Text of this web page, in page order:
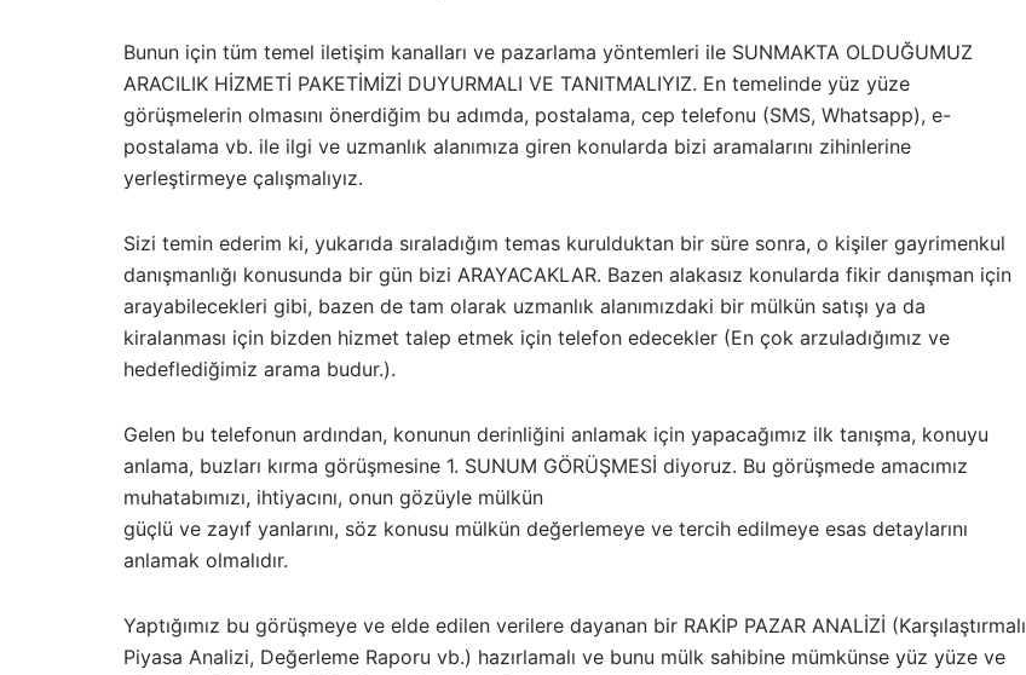
Bunun için tüm temel iletişim kanalları ve pazarlama yöntemleri ile SUNMAKTA OLDUĞUMUZ
ARACILIK HİZMETİ PAKETİMİZİ DUYURMALI VE TANITMALIYIZ. En temelinde yüz yüze
görüşmelerin olmasını önerdiğim bu adımda, postalama, cep telefonu (SMS, Whatsapp), e-
postalama vb. ile ilgi ve uzmanlık alanımıza giren konularda bizi aramalarını zihinlerine
yerleştirmeye çalışmalıyız.
Sizi temin ederim ki, yukarıda sıraladığım temas kurulduktan bir süre sonra, o kişiler gayrimenkul
danışmanlığı konusunda bir gün bizi ARAYACAKLAR. Bazen alakasız konularda fikir danışman için
arayabilecekleri gibi, bazen de tam olarak uzmanlık alanımızdaki bir mülkün satışı ya da
kiralanması için bizden hizmet talep etmek için telefon edecekler (En çok arzuladığımız ve
hedeflediğimiz arama budur.).
Gelen bu telefonun ardından, konunun derinliğini anlamak için yapacağımız ilk tanışma, konuyu
anlama, buzları kırma görüşmesine 1. SUNUM GÖRÜŞMESİ diyoruz. Bu görüşmede amacımız
muhatabımızı, ihtiyacını, onun gözüyle mülkün
güçlü ve zayıf yanlarını, söz konusu mülkün değerlemeye ve tercih edilmeye esas detaylarını
anlamak olmalıdır.
Yaptığımız bu görüşmeye ve elde edilen verilere dayanan bir RAKİP PAZAR ANALİZİ (Karşılaştırmalı
Piyasa Analizi, Değerleme Raporu vb.) hazırlamalı ve bunu mülk sahibine mümkünse yüz yüze ve